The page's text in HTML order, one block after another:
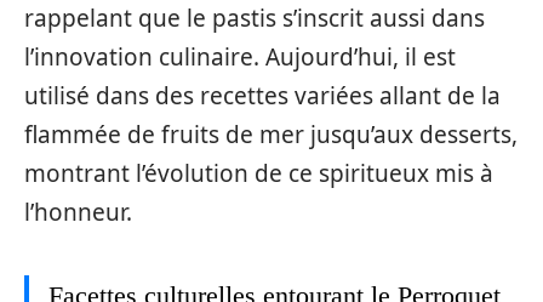
rappelant que le pastis s’inscrit aussi dans
l’innovation culinaire. Aujourd’hui, il est
utilisé dans des recettes variées allant de la
flammée de fruits de mer jusqu’aux desserts,
montrant l’évolution de ce spiritueux mis à
l’honneur.
Facettes culturelles entourant le Perroquet